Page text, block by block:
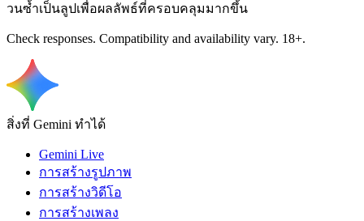
วนซ้ำเป็นลูปเพื่อผลลัพธ์ที่ครอบคลุมมากขึ้น
Check responses. Compatibility and availability vary. 18+.
สิ่งที่ Gemini ทำได้
Gemini Live
การสร้างรูปภาพ
การสร้างวิดีโอ
การสร้างเพลง